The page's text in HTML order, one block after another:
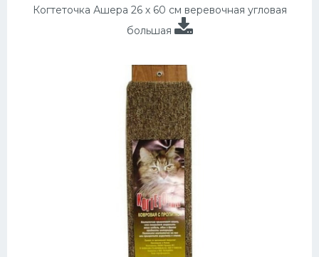
Когтеточка Ашера 26 х 60 см веревочная угловая
большая